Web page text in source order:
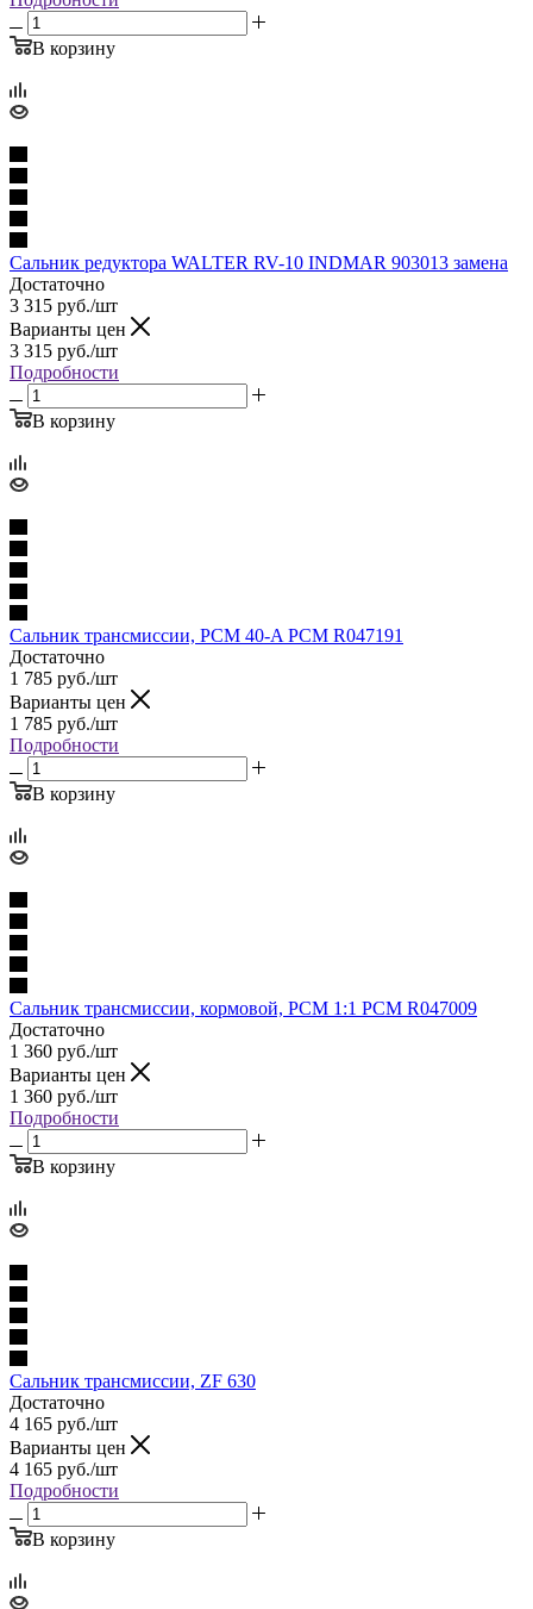
В корзину
Сальник редуктора WALTER RV-10 INDMAR 903013 замена
Достаточно
3 315 руб./шт
Варианты цен
3 315 руб./шт
Подробности
В корзину
Сальник трансмиссии, PCM 40-A PCM R047191
Достаточно
1 785 руб./шт
Варианты цен
1 785 руб./шт
Подробности
В корзину
Сальник трансмиссии, кормовой, PCM 1:1 PCM R047009
Достаточно
1 360 руб./шт
Варианты цен
1 360 руб./шт
Подробности
В корзину
Сальник трансмиссии, ZF 630
Достаточно
4 165 руб./шт
Варианты цен
4 165 руб./шт
Подробности
В корзину